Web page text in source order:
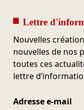
Lettre
Nouvelles
nouvelles de nos
toutes ces
lettre
Adresse e-mail